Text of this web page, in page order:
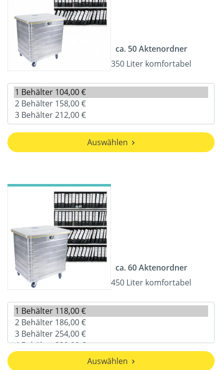
ca. 50 Aktenordner
350 Liter komfortabel
Auswählen
ca. 60 Aktenordner
450 Liter komfortabel
Auswählen